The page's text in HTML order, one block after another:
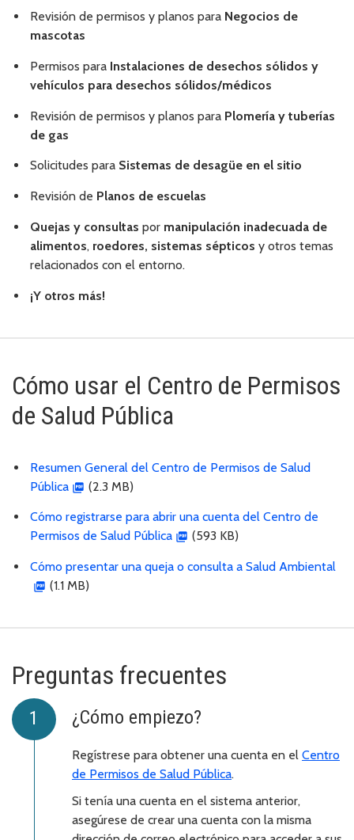
Revisión de permisos y planos para Negocios de
mascotas
Permisos para Instalaciones de desechos sólidos y
vehículos para desechos sólidos/médicos
Revisión de permisos y planos para Plomería y tuberías
de gas
Solicitudes para Sistemas de desagüe en el sitio
Revisión de Planos de escuelas
Quejas y consultas por manipulación inadecuada de
alimentos, roedores, sistemas sépticos y otros temas
relacionados con el entorno.
¡Y otros más!
Cómo usar el Centro de Permisos
de Salud Pública
Resumen General del Centro de Permisos de Salud
Pública
(2.3 MB)
Cómo registrarse para abrir una cuenta del Centro de
Permisos de Salud Pública
(593 KB)
Cómo presentar una queja o consulta a Salud Ambiental
(1.1 MB)
Preguntas frecuentes
¿Cómo empiezo?
Regístrese para obtener una cuenta en el Centro
de Permisos de Salud Pública.
Si tenía una cuenta en el sistema anterior,
asegúrese de crear una cuenta con la misma